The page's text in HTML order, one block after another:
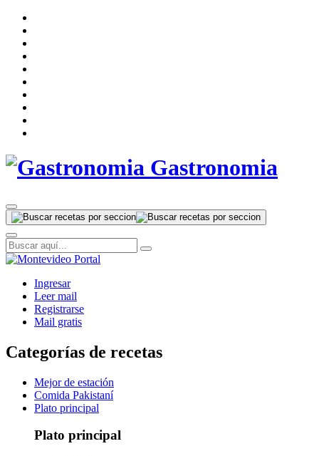
Gastronomia
Ingresar
Leer mail
Registrarse
Mail gratis
Categorías de recetas
Mejor de estación
Comida Pakistaní
Plato principal
Plato principal